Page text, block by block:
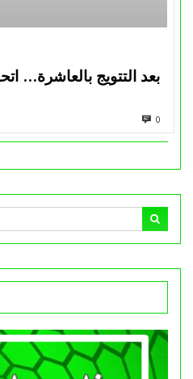
بعد التتويج بالعاشرة…
0